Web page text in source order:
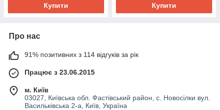
Купити Купити
Про нас
91% позитивних з 114 відгуків за рік
Працює з 23.06.2015
м. Київ
03027, Київська обл. Фастівський район, с. Новосілки вул.
Васильківська 2-а, Київ, Україна